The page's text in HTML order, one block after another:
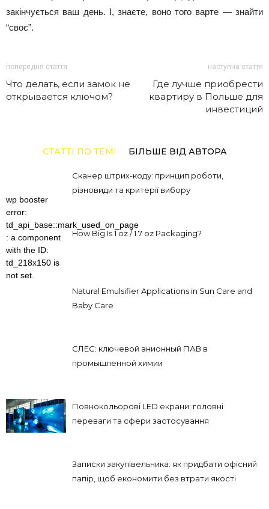
закінчується ваш день. І, знаєте, воно того варте — знайти
“своє”.
попередня стаття
Что делать, если замок не
открывается ключом?
наступна стаття
Где лучше приобрести
квартиру в Польше для
инвестиций
СТАТТІ ПО ТЕМІ БІЛЬШЕ ВІД АВТОРА
wp booster
error:
td_api_base::mark_used_on_page
: a component
with the ID:
td_218x150 is
not set.
Сканер штрих-коду: принцип роботи,
різновиди та критерії вибору
How Big Is 1 oz / 1.7 oz Packaging?
Natural Emulsifier Applications in Sun Care and
Baby Care
СЛЕС: ключевой анионный ПАВ в
промышленной химии
Повнокольорові LED екрани: головні
переваги та сфери застосування
Записки закупівельника: як придбати офісний
папір, щоб економити без втрати якості